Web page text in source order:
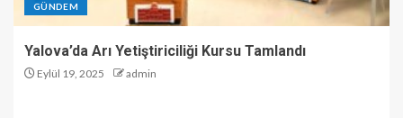
GÜNDEM
Yalova’da Arı Yetiştiriciliği Kursu Tamlandı
Eylül 19, 2025 admin